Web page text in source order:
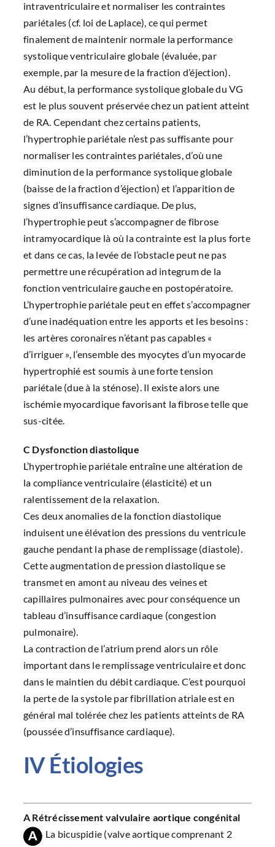
intraventriculaire et normaliser les contraintes
pariétales (cf. loi de Laplace), ce qui permet
finalement de maintenir normale la performance
systolique ventriculaire globale (évaluée, par
exemple, par la mesure de la fraction d’éjection).
Au début, la performance systolique globale du VG
est le plus souvent préservée chez un patient atteint
de RA. Cependant chez certains patients,
l’hypertrophie pariétale n’est pas suffisante pour
normaliser les contraintes pariétales, d’où une
diminution de la performance systolique globale
(baisse de la fraction d’éjection) et l’apparition de
signes d’insuffisance cardiaque. De plus,
l’hypertrophie peut s’accompagner de fibrose
intramyocardique là où la contrainte est la plus forte
et dans ce cas, la levée de l’obstacle peut ne pas
permettre une récupération ad integrum de la
fonction ventriculaire gauche en postopératoire.
L’hypertrophie pariétale peut en effet s’accompagner
d’une inadéquation entre les apports et les besoins :
les artères coronaires n’étant pas capables «
d’irriguer », l’ensemble des myocytes d’un myocarde
hypertrophié est soumis à une forte tension
pariétale (due à la sténose). Il existe alors une
ischémie myocardique favorisant la fibrose telle que
sus-citée.
C Dysfonction diastolique
L’hypertrophie pariétale entraîne une altération de
la compliance ventriculaire (élasticité) et un
ralentissement de la relaxation.
Ces deux anomalies de la fonction diastolique
induisent une élévation des pressions du ventricule
gauche pendant la phase de remplissage (diastole).
Cette augmentation de pression diastolique se
transmet en amont au niveau des veines et
capillaires pulmonaires avec pour conséquence un
tableau d’insuffisance cardiaque (congestion
pulmonaire).
La contraction de l’atrium prend alors un rôle
important dans le remplissage ventriculaire et donc
dans le maintien du débit cardiaque. C’est pourquoi
la perte de la systole par fibrillation atriale est en
général mal tolérée chez les patients atteints de RA
(poussée d’insuffisance cardiaque).
IV Étiologies
A Rétrécissement valvulaire aortique congénital
La bicuspidie (valve aortique comprenant 2